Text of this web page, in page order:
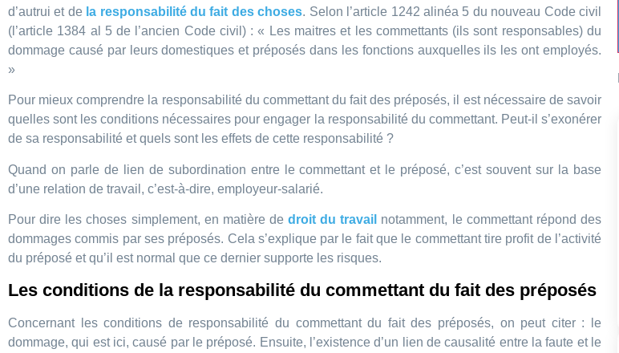
d’autrui et de la responsabilité du fait des choses. Selon l’article 1242 alinéa 5 du nouveau Code civil
(l’article 1384 al 5 de l’ancien Code civil) : « Les maitres et les commettants (ils sont responsables) du
dommage causé par leurs domestiques et préposés dans les fonctions auxquelles ils les ont employés.
»
Pour mieux comprendre la responsabilité du commettant du fait des préposés, il est nécessaire de savoir
quelles sont les conditions nécessaires pour engager la responsabilité du commettant. Peut-il s’exonérer
de sa responsabilité et quels sont les effets de cette responsabilité ?
Quand on parle de lien de subordination entre le commettant et le préposé, c’est souvent sur la base
d’une relation de travail, c’est-à-dire, employeur-salarié.
Pour dire les choses simplement, en matière dedroit du travail notamment, le commettant répond des
dommages commis par ses préposés. Cela s’explique par le fait que le commettant tire profit de l’activité
du préposé et qu’il est normal que ce dernier supporte les risques.
Les conditions de la responsabilité du commettant du fait des préposés
Concernant les conditions de responsabilité du commettant du fait des préposés, on peut citer : le
dommage, qui est ici, causé par le préposé. Ensuite, l’existence d’un lien de causalité entre la faute et le